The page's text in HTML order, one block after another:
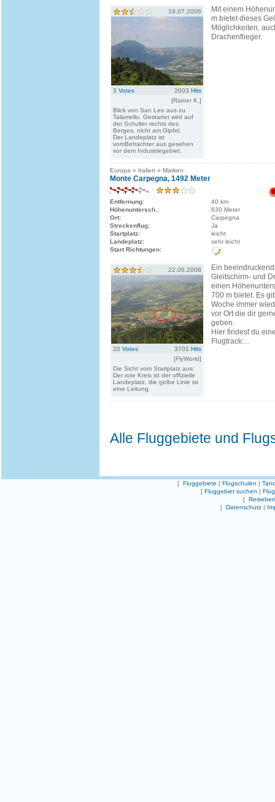
19.07.2006
3 Votes 2003 Hits
[Rainer K.]
Blick von San Leo aus zu
Talamello. Gestartet wird auf
der Schulter rechts des
Berges, nicht am Gipfel.
Der Landeplatz ist
vomBetrachter aus gesehen
vor dem Industriegebiet.
Mit einem
m bietet dieses
Möglichkeiten,
Drachenflieger.
Europa » Italien » Marken
Monte Carpegna, 1492 Meter
Entfernung:
40 km
Höhenuntersch.:
630 Meter
Ort:
Carpegna
Streckenflug:
Ja
Startplatz:
leicht
Landeplatz:
sehr leicht
Start Richtungen:
22.06.2008
20 Votes 3701 Hits
[FlyWorld]
Die Sicht vom Startplatz aus:
Der rote Kreis ist der offizielle
Landeplatz, die gelbe Linie ist
eine Leitung.
Ein
Gleitschirm- und
einen
700 m bietet. Es
Woche immer
vor Ort die dir
geben.
Hier findest du
Flugtrack:...
Alle Fluggebiete und
[ Fluggebiete | Flugschulen |
[ Fluggebiet suchen |
[
[ Datenschutz |